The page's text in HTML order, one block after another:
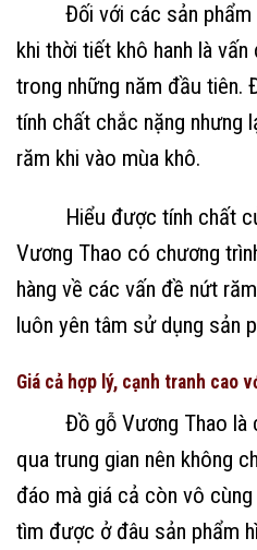
Đối với các sản
khi thời tiết khô hanh là
trong những năm đầu tiên.
tính chất chắc nặng nhưng
răm khi vào mùa khô.
Hiểu được tính chất
Vương Thao có chương
hàng về các vấn đề nứt
luôn yên tâm sử dụng sản
Giá cả hợp lý, cạnh tranh cao
Đồ gỗ Vương Thao là
qua trung gian nên không
đáo mà giá cả còn vô
tìm được ở đâu sản phẩm